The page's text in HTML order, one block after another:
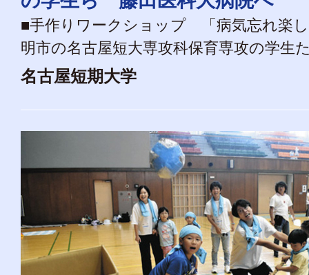
■手作りワークショップ 「病気忘れ楽
明市の名古屋短大専攻科保育専攻の学生
名古屋短期大学